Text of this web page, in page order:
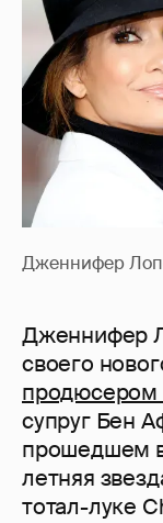
Дженнифер
Дженнифер
своего
продюсером
супруг Бен
прошедшем
летняя
тотал-луке